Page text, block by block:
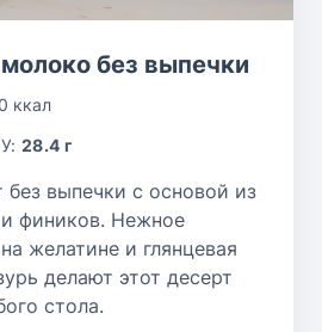
без выпечки
ккал
У:28.4 г
выпечки с основой из
фиников. Нежное
желатине и глянцевая
делают этот десерт
стола.